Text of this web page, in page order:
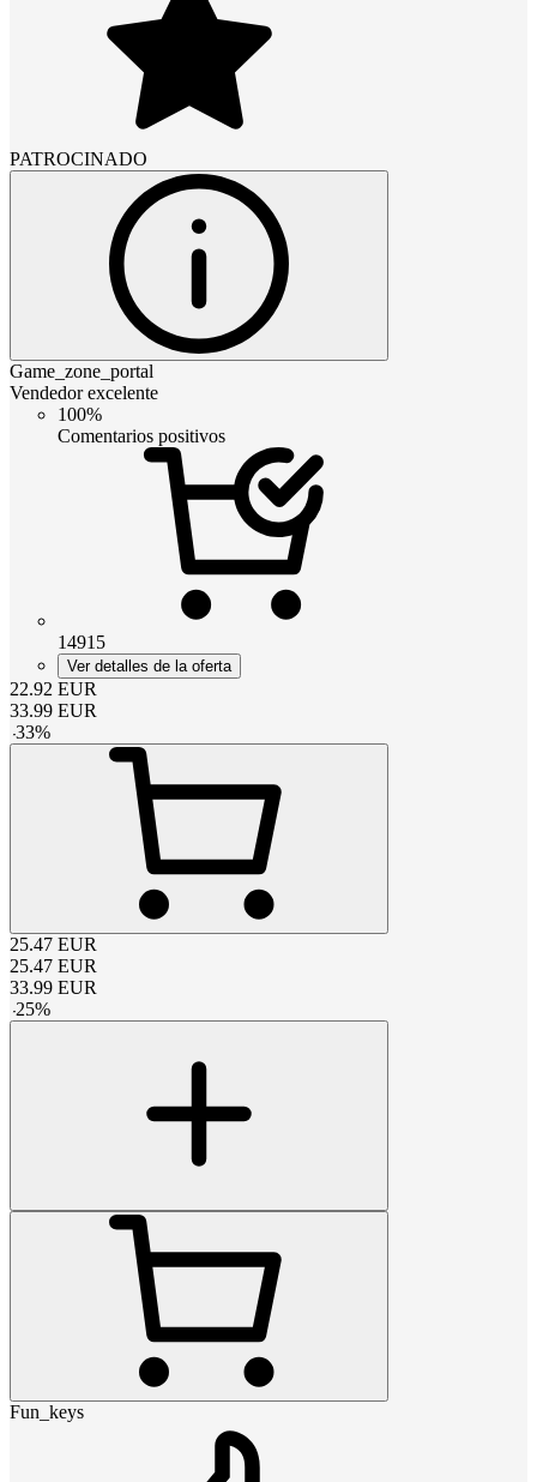
PATROCINADO
Game_zone_portal
Vendedor excelente
100%
Comentarios positivos
14915
Ver detalles de la oferta
22.92 EUR
33.99 EUR
-33%
25.47 EUR
25.47 EUR
33.99 EUR
-25%
Fun_keys